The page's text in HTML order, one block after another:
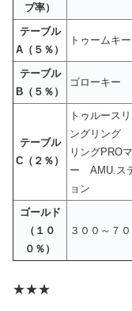
プ率）
テーブル
A（５％）
トゥームキ
テーブル
B（５％）
ゴローキー
テーブル
C（２％）
トゥルース
ングリング
リングPRO
ー AMU.ス
ョン
ゴールド
（１０
０％）
３００～７
★★★